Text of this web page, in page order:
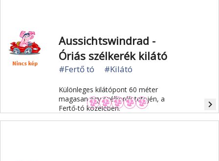
Aussichtswindrad -
Óriás szélkerék kilátó
#Fertő tó #Kilátó
Különleges kilátópont 60 méter
magasan egy szélkerék tetején, a
Fertő-tó közelében.
navigate_next